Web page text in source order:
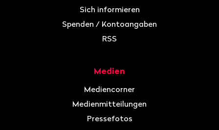
Sich informieren
Spenden / Kontoangaben
RSS
Medien
Mediencorner
Medienmitteilungen
Pressefotos